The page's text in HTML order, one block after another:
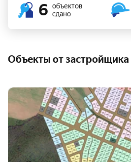
6 объектов
сдано
Объекты от застройщика